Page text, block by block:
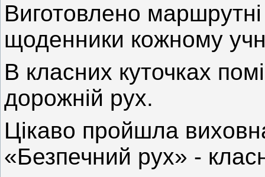
Виготовлено
щоденники кожному
В класних куточках
дорожній рух.
Цікаво пройшла
«Безпечний рух» -